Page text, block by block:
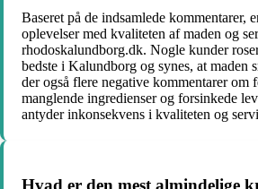
Baseret på de indsamlede kommentarer,
oplevelser med kvaliteten af maden og
rhodoskalundborg.dk. Nogle kunder
bedste i Kalundborg og synes, at maden
der også flere negative kommentarer om
manglende ingredienser og forsinkede
antyder inkonsekvens i kvaliteten og
Hvad er den mest almindelige